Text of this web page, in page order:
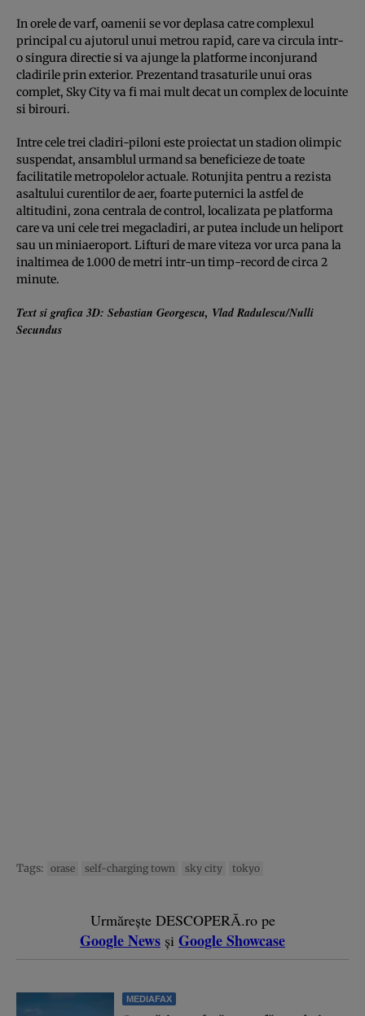
In orele de varf, oamenii se vor deplasa catre complexul
principal cu ajutorul unui metrou rapid, care va circula intr-
o singura directie si va ajunge la platforme inconjurand
cladirile prin exterior. Prezentand trasaturile unui oras
complet, Sky City va fi mai mult decat un complex de locuinte
si birouri.
Intre cele trei cladiri-piloni este proiectat un stadion olimpic
suspendat, ansamblul urmand sa beneficieze de toate
facilitatile metropolelor actuale. Rotunjita pentru a rezista
asaltului curentilor de aer, foarte puternici la astfel de
altitudini, zona centrala de control, localizata pe platforma
care va uni cele trei megacladiri, ar putea include un heliport
sau un miniaeroport. Lifturi de mare viteza vor urca pana la
inaltimea de 1.000 de metri intr-un timp-record de circa 2
minute.
Text si grafica 3D: Sebastian Georgescu, Vlad Radulescu/Nulli
Secundus
Tags: orase self-charging town sky city tokyo
Urmărește DESCOPERĂ.ro pe
Google News și Google Showcase
MEDIAFAX